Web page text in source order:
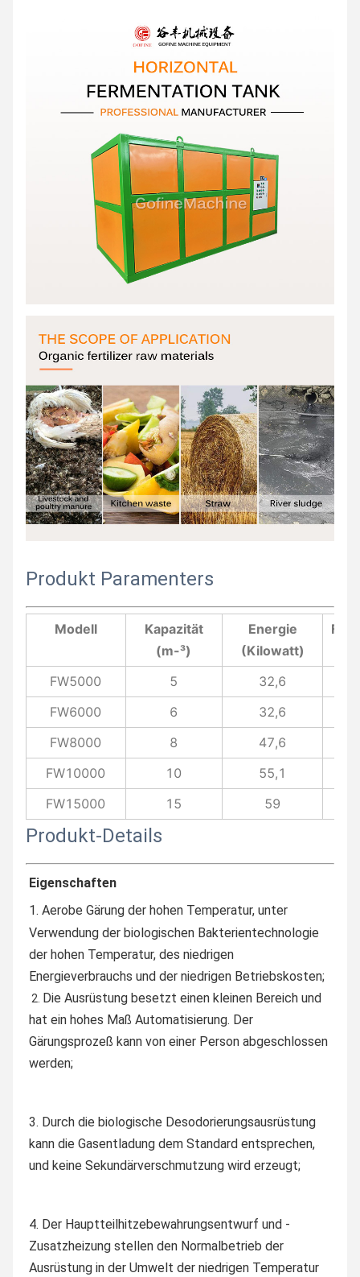
Produkt Paramenters
Modell
Kapazität
(m-³)
Energie
(Kilowatt)
FW5000 5
32,6
FW6000
6
32,6
FW8000
8
47,6
FW10000
10
55,1
FW15000
15 59
Produkt-Details
Eigenschaften
1. Aerobe Gärung der hohen Temperatur, unter
Verwendung der biologischen Bakterientechnologie
der hohen Temperatur, des niedrigen
Energieverbrauchs und der niedrigen Betriebskosten;
2. Die Ausrüstung besetzt einen kleinen Bereich und
hat ein hohes Maß Automatisierung. Der
Gärungsprozeß kann von einer Person abgeschlossen
werden;
3. Durch die biologische Desodorierungsausrüstung
kann die Gasentladung dem Standard entsprechen,
und keine Sekundärverschmutzung wird erzeugt;
4. Der Hauptteilhitzebewahrungsentwurf und -
Zusatzheizung stellen den Normalbetrieb der
Ausrüstung in der Umwelt der niedrigen Temperatur